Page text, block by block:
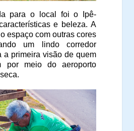
para o local foi o Ipê-
e beleza. A
espaço com outras cores
um lindo corredor
a primeira visão de quem
por meio do aeroporto